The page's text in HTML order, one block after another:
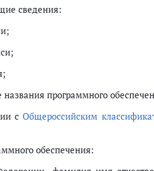
сведения:
программного
сОбщероссийским
обеспечения: